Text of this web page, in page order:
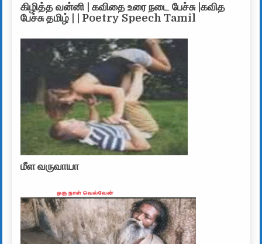
கிழித்த வன்னி | கவிதை உரை நடை பேச்சு |கவித
பேச்சு தமிழ் | | Poetry Speech Tamil
மீள வருவாயா